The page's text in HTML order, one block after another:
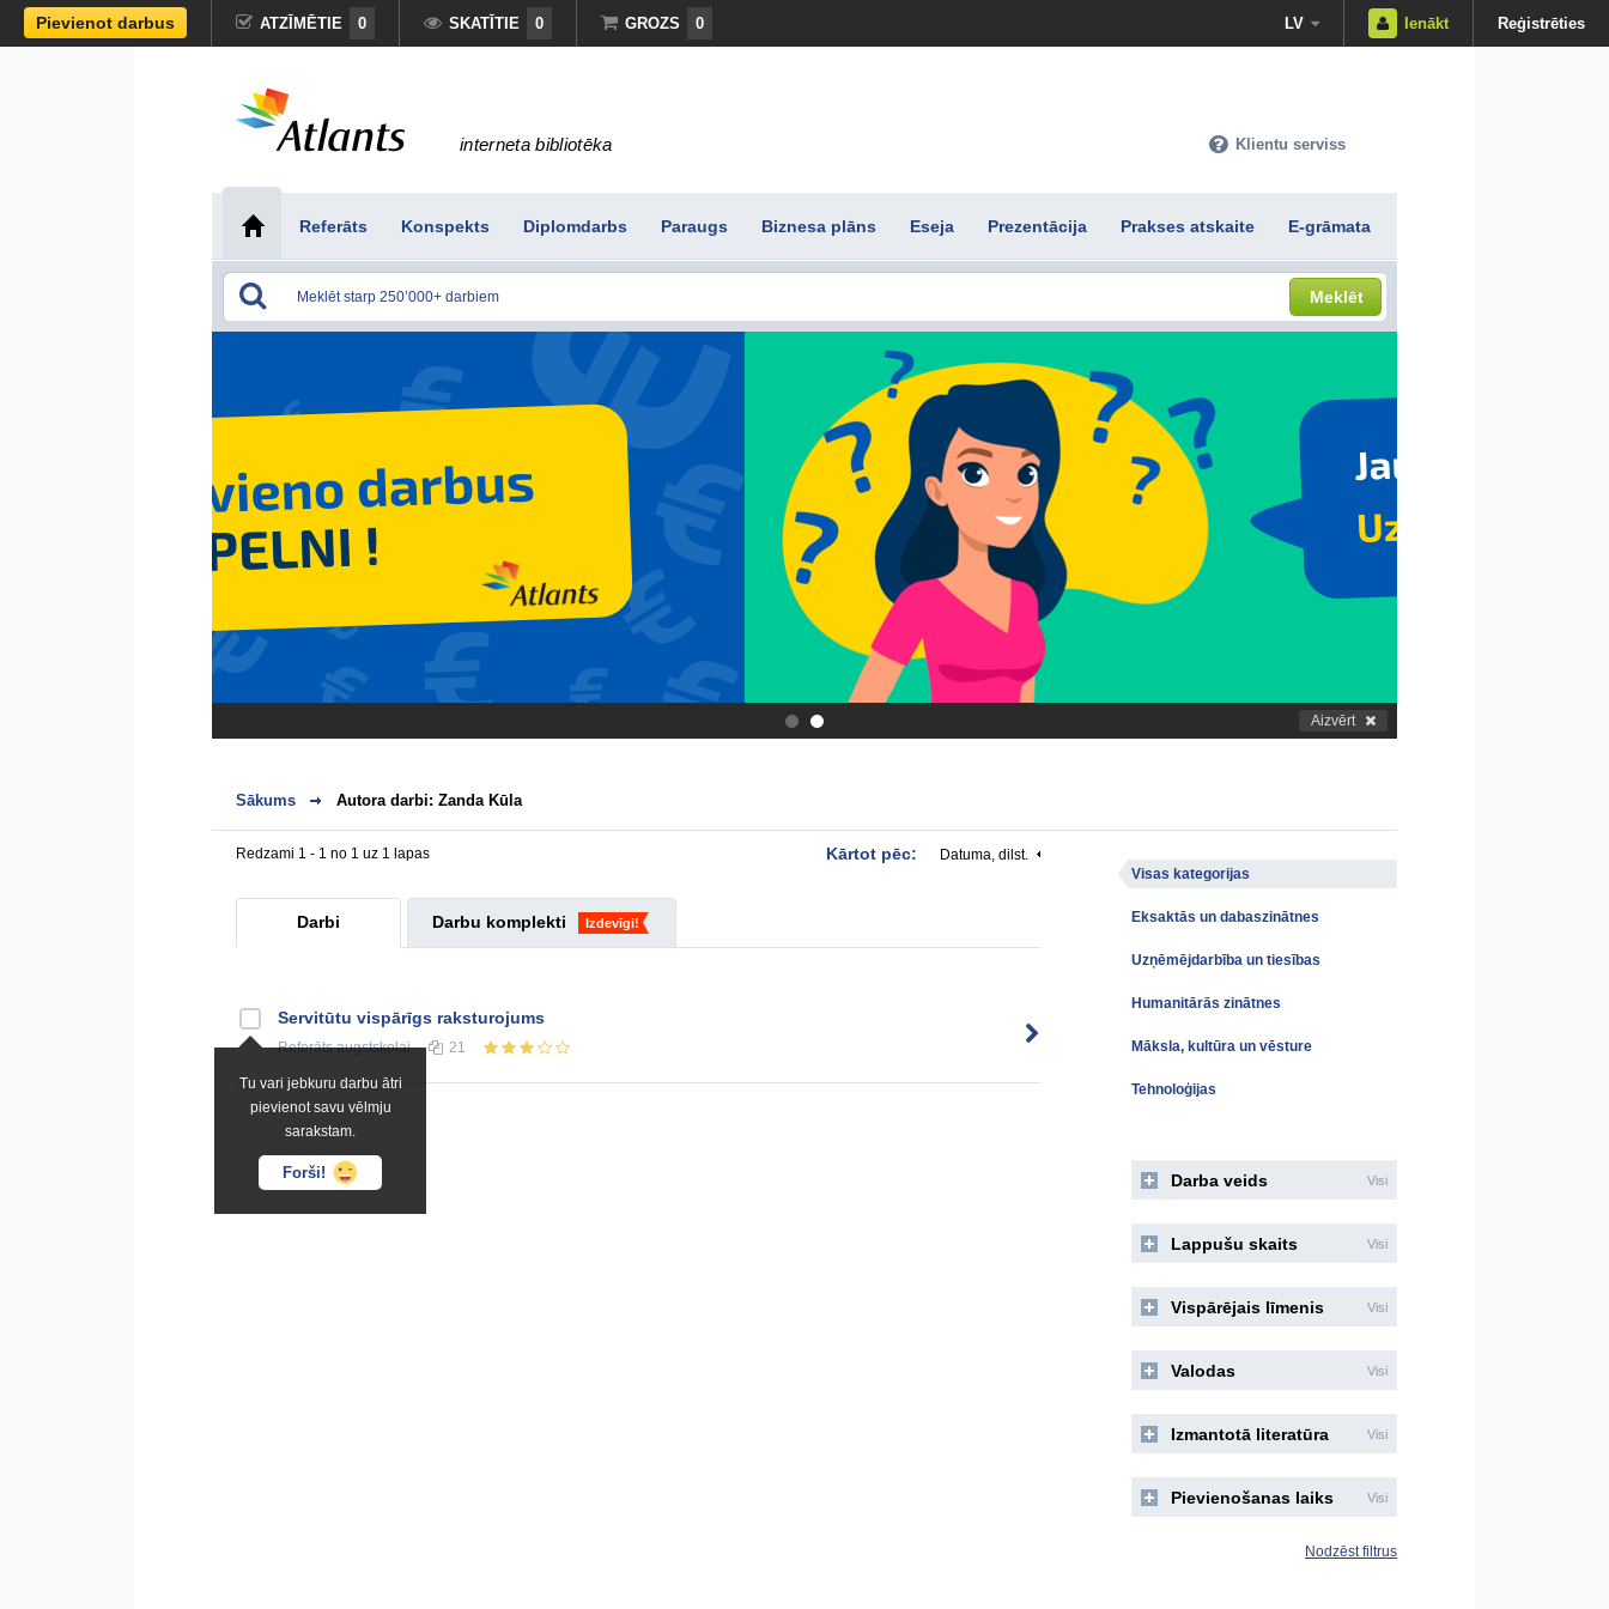
Pievienot darbus ATZĪMĒTIE 0 SKATĪTIE 0 GROZS 0 LV Ienākt Reģistrēties
interneta bibliotēka Klientu serviss
Referāts Konspekts Diplomdarbs Paraugs Biznesa plāns Eseja Prezentācija Prakses atskaite E-grāmata
Meklēt
. Aizvērt
Sākums Autora darbi: Zanda Kūla
Redzami 1 - 1 no 1 uz 1 lapas Kārtot pēc: Datuma, dilst.
Darbi Darbu komplekti Izdevīgi!
Tu vari jebkuru darbu ātri
pievienot savu vēlmju
sarakstam.
Forši!
Servitūtu vispārīgs raksturojums
Referātsaugstskolai 21
Visas kategorijas
Eksaktās un dabaszinātnes
Uzņēmējdarbība un tiesības
Humanitārās zinātnes
Māksla, kultūra un vēsture
Tehnoloģijas
Darba veids Visi
Lappušu skaits Visi
Vispārējais līmenis Visi
Valodas Visi
Izmantotā literatūra Visi
Pievienošanas laiks Visi
Nodzēst filtrus